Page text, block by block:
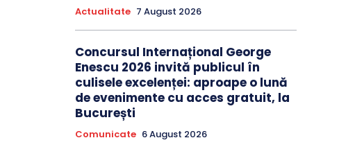
Actualitate 7 August 2026
Concursul Internațional George
Enescu 2026 invită publicul în
culisele excelenței: aproape o lună
de evenimente cu acces gratuit, la
București
Comunicate 6 August 2026